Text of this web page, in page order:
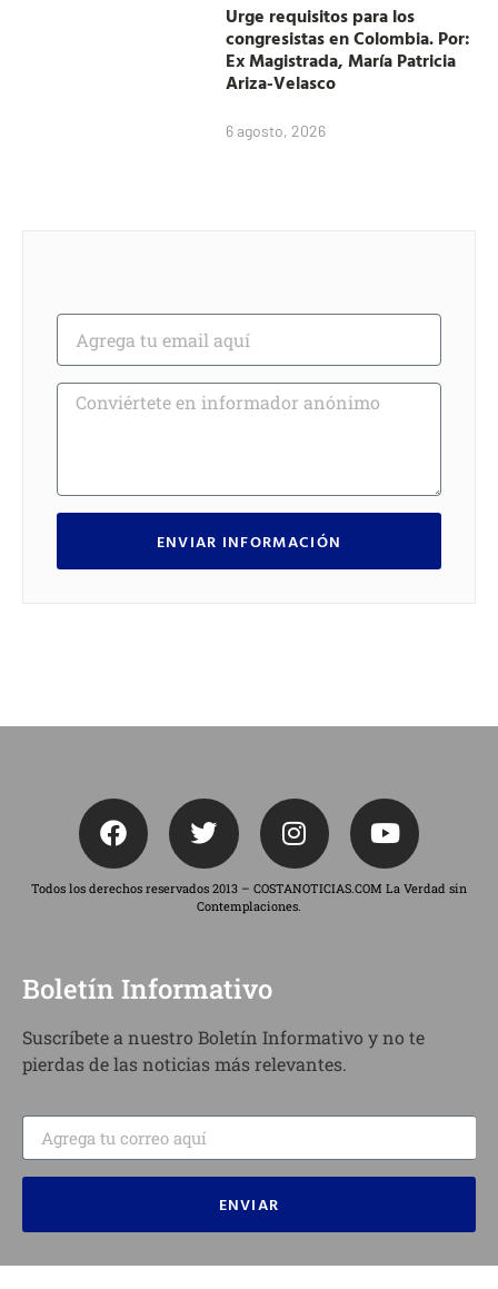
Urge requisitos para los
congresistas en Colombia. Por:
Ex Magistrada, María Patricia
Ariza-Velasco
6 agosto, 2026
ENVIAR INFORMACIÓN
Todos los derechos reservados 2013 – COSTANOTICIAS.COM La Verdad sin
Contemplaciones.
Boletín Informativo
Suscríbete a nuestro Boletín Informativo y no te
pierdas de las noticias más relevantes.
ENVIAR